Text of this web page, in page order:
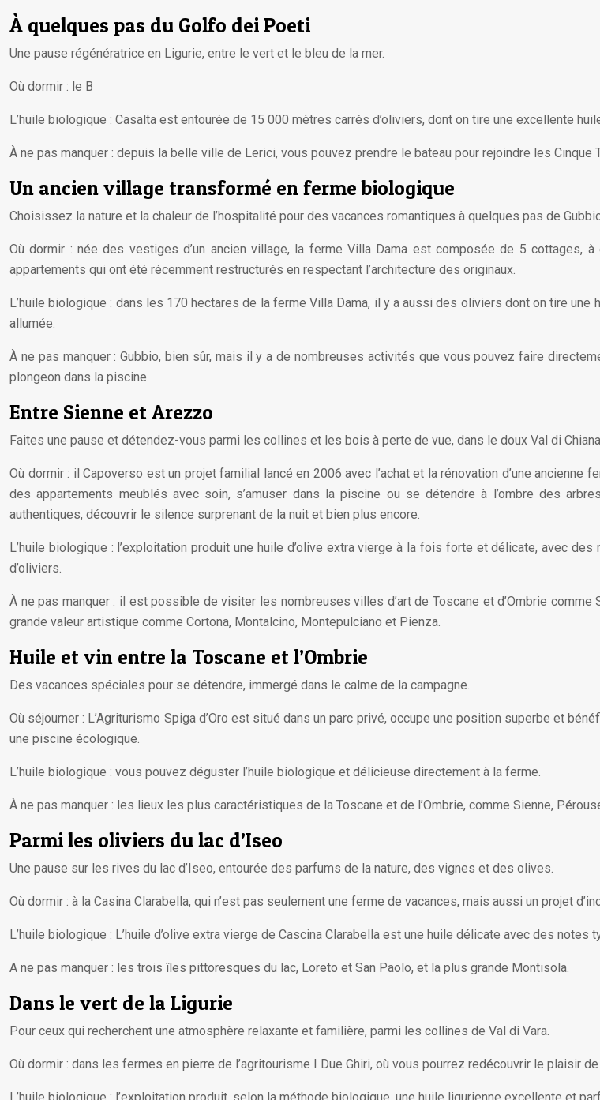
À quelques pas du Golfo dei Poeti
Une pause régénératrice en Ligurie, entre le vert et le bleu de la mer.
Où dormir : le B
L’huile biologique : Casalta est entourée de 15 000 mètres carrés d’oliviers, dont on tire une excellente
À ne pas manquer : depuis la belle ville de Lerici, vous pouvez prendre le bateau pour rejoindre les Cinque
Un ancien village transformé en ferme biologique
Choisissez la nature et la chaleur de l’hospitalité pour des vacances romantiques à quelques pas de
Où dormir : née des vestiges d’un ancien village, la ferme Villa Dama est composée de 5 cottages,
appartements qui ont été récemment restructurés en respectant l’architecture des originaux.
L’huile biologique : dans les 170 hectares de la ferme Villa Dama, il y a aussi des oliviers dont on tire
allumée.
À ne pas manquer : Gubbio, bien sûr, mais il y a de nombreuses activités que vous pouvez faire
plongeon dans la piscine.
Entre Sienne et Arezzo
Faites une pause et détendez-vous parmi les collines et les bois à perte de vue, dans le doux Val di
Où dormir : il Capoverso est un projet familial lancé en 2006 avec l’achat et la rénovation d’une
des appartements meublés avec soin, s’amuser dans la piscine ou se détendre à l’ombre des
authentiques, découvrir le silence surprenant de la nuit et bien plus encore.
L’huile biologique : l’exploitation produit une huile d’olive extra vierge à la fois forte et délicate, avec
d’oliviers.
À ne pas manquer : il est possible de visiter les nombreuses villes d’art de Toscane et d’Ombrie
grande valeur artistique comme Cortona, Montalcino, Montepulciano et Pienza.
Huile et vin entre la Toscane et l’Ombrie
Des vacances spéciales pour se détendre, immergé dans le calme de la campagne.
Où séjourner : L’Agriturismo Spiga d’Oro est situé dans un parc privé, occupe une position superbe et
une piscine écologique.
L’huile biologique : vous pouvez déguster l’huile biologique et délicieuse directement à la ferme.
À ne pas manquer : les lieux les plus caractéristiques de la Toscane et de l’Ombrie, comme Sienne,
Parmi les oliviers du lac d’Iseo
Une pause sur les rives du lac d’Iseo, entourée des parfums de la nature, des vignes et des olives.
Où dormir : à la Casina Clarabella, qui n’est pas seulement une ferme de vacances, mais aussi un projet
L’huile biologique : L’huile d’olive extra vierge de Cascina Clarabella est une huile délicate avec des notes
A ne pas manquer : les trois îles pittoresques du lac, Loreto et San Paolo, et la plus grande Montisola.
Dans le vert de la Ligurie
Pour ceux qui recherchent une atmosphère relaxante et familière, parmi les collines de Val di Vara.
Où dormir : dans les fermes en pierre de l’agritourisme I Due Ghiri, où vous pourrez redécouvrir le plaisir